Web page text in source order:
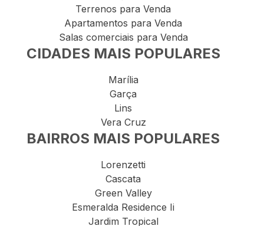
Terrenos para Venda
Apartamentos para Venda
Salas comerciais para Venda
CIDADES MAIS POPULARES
Marília
Garça
Lins
Vera Cruz
BAIRROS MAIS POPULARES
Lorenzetti
Cascata
Green Valley
Esmeralda Residence Ii
Jardim Tropical